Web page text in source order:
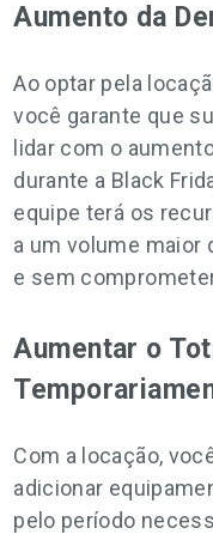
Aumento da
Ao optar pela
você garante que
lidar com o
durante a Black
equipe terá os
a um volume maior
e sem
Aumentar o
Com a locação,
adicionar
pelo período